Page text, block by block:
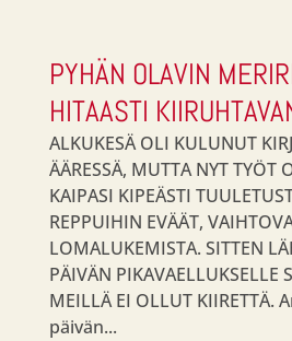
PYHÄN OLAVIN
HITAASTI
ALKUKESÄ OLI KULUNUT
ÄÄRESSÄ, MUTTA NYT TYÖT
KAIPASI KIPEÄSTI
REPPUIHIN EVÄÄT,
LOMALUKEMISTA. SITTEN
PÄIVÄN PIKAVAELLUKSELLE
MEILLÄ EI OLLUT KIIRETTÄ.
päivän...